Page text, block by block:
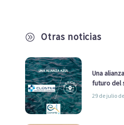
A Otras noticias
Una
futuro del
29 de julio